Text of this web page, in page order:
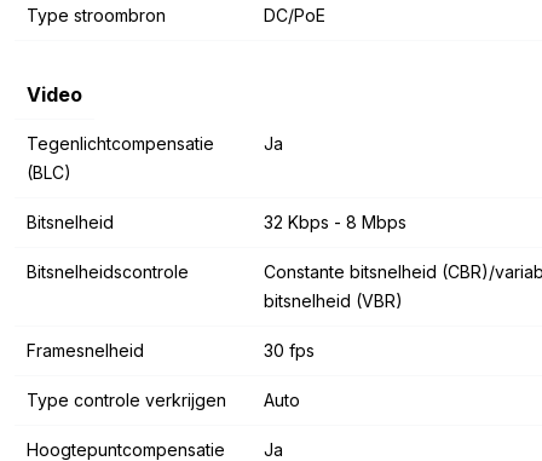
Type stroombron DC/PoE
Video
Tegenlichtcompensatie
(BLC)
Ja
Bitsnelheid 32 Kbps - 8 Mbps
Bitsnelheidscontrole
Constante bitsnelheid (CBR)/
bitsnelheid (VBR)
Framesnelheid 30 fps
Type controle verkrijgen Auto
Hoogtepuntcompensatie
Ja